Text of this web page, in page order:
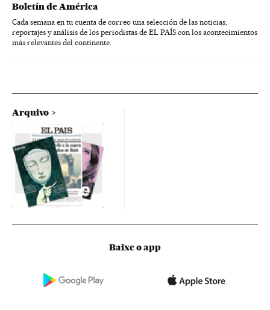
Boletín de América
Cada semana en tu cuenta de correo una selección de las noticias,
reportajes y análisis de los periodistas de EL PAÍS con los acontecimientos
más relevantes del continente.
Arquivo
Baixe o app